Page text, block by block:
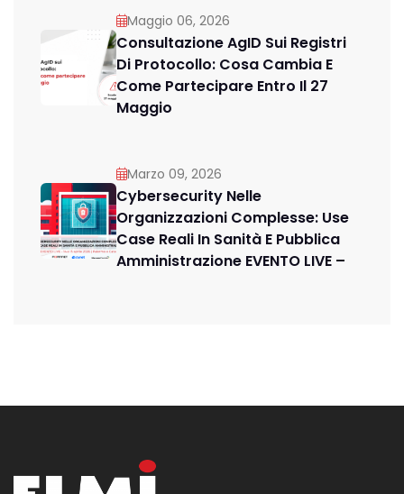
Maggio 06, 2026
Consultazione AgID Sui Registri
Di Protocollo: Cosa Cambia E
Come Partecipare Entro Il 27
Maggio
Marzo 09, 2026
Cybersecurity Nelle
Organizzazioni Complesse: Use
Case Reali In Sanità E Pubblica
Amministrazione EVENTO LIVE –